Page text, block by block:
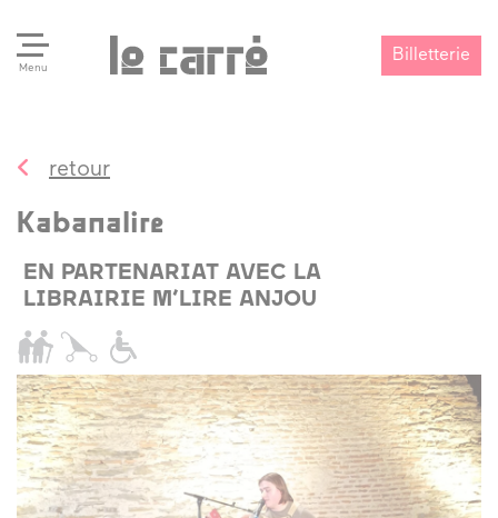
Menu
Billetterie
retour
Kabanalire
EN PARTENARIAT AVEC LA
LIBRAIRIE M’LIRE ANJOU